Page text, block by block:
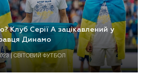
Клуб Серії А зацікавлений у
Динамо
| СВІТОВИЙ ФУТБОЛ